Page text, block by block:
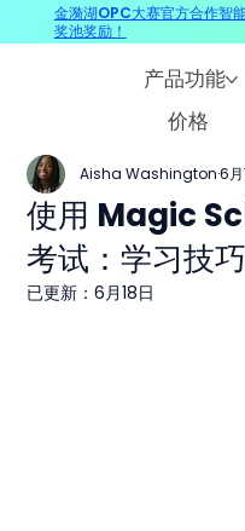
产品功能
价格
使用 Magic
考试：学习技
Aisha Washington 6
已更新：6月18日
金漪湖OPC大赛官方合作智
奖池奖励！